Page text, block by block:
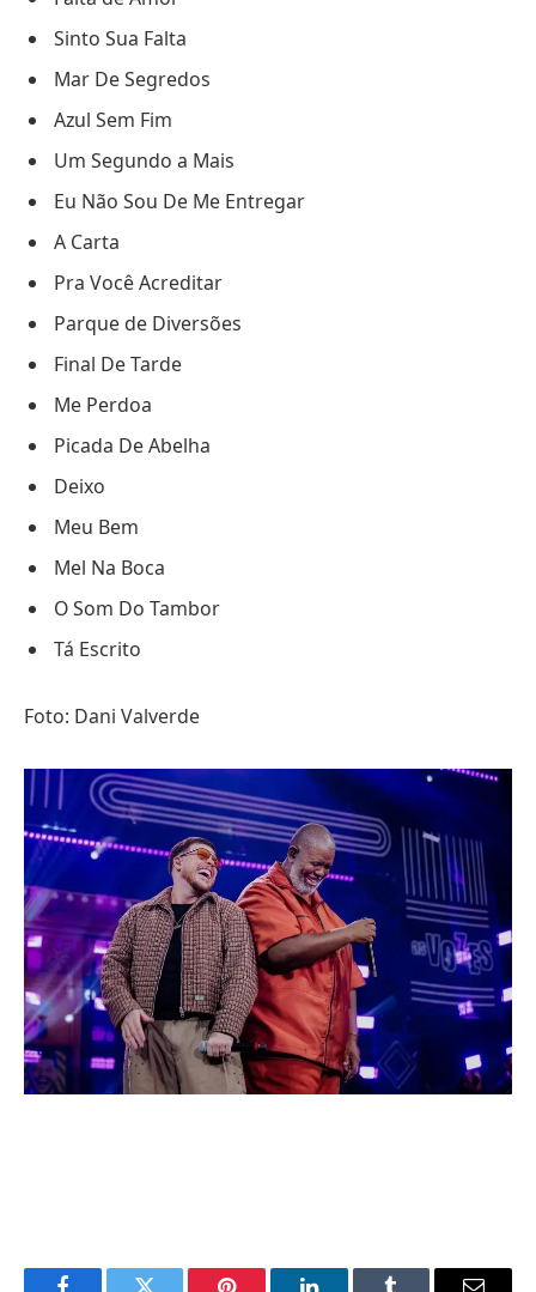
Sinto Sua Falta
Mar De Segredos
Azul Sem Fim
Um Segundo a Mais
Eu Não Sou De Me Entregar
A Carta
Pra Você Acreditar
Parque de Diversões
Final De Tarde
Me Perdoa
Picada De Abelha
Deixo
Meu Bem
Mel Na Boca
O Som Do Tambor
Tá Escrito
Foto: Dani Valverde